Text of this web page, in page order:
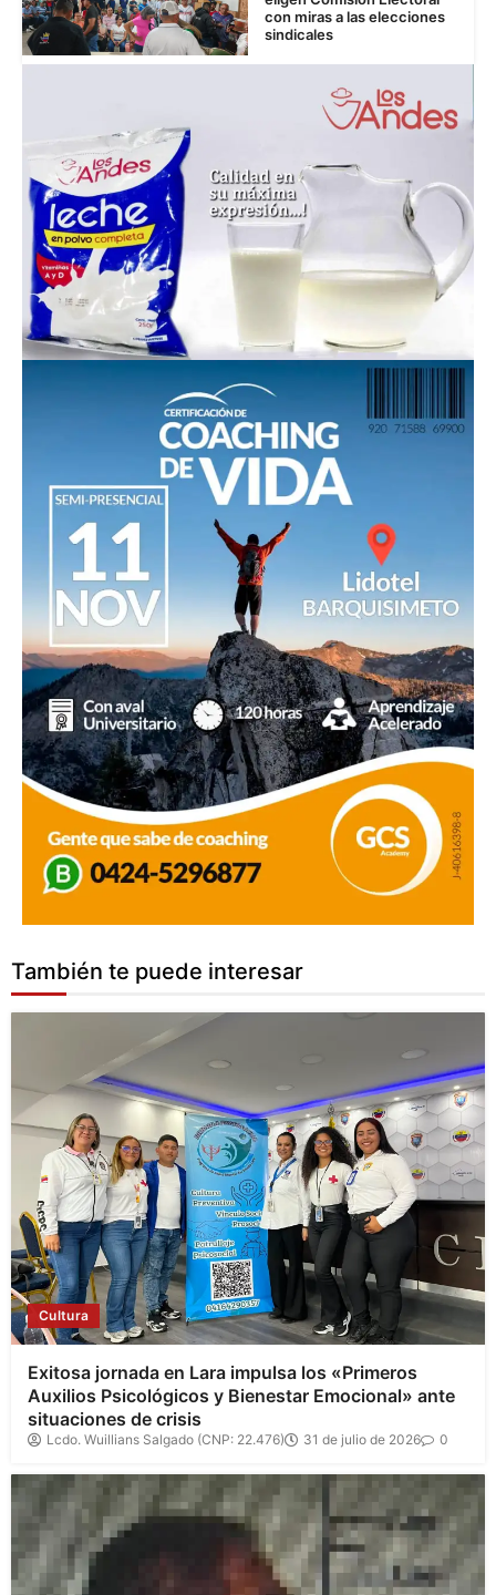
con miras a las elecciones
sindicales
También te puede interesar
Cultura
Exitosa jornada en Lara impulsa los «Primeros
Auxilios Psicológicos y Bienestar Emocional» ante
situaciones de crisis
Lcdo. Wuillians Salgado (CNP: 22.476) 31 de julio de 2026 0